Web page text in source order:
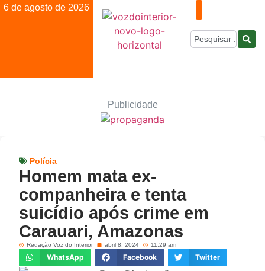
6 de agosto de 2026
Publicidade
Polícia
Homem mata ex-
companheira e tenta
suicídio após crime em
Carauari, Amazonas
Redação Voz do Interior abril 8, 2024 11:29 am
WhatsApp Facebook Twitter